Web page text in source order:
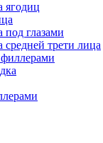
ягодиц
под глазами
средней трети лица